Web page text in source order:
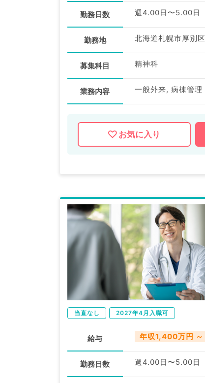
勤務日数 週4.00日〜5.00日
勤務地 北海道札幌市厚別区
募集科目 精神科
業務内容 一般外来, 病棟管理
お気に入り
当直なし 2027年4月入職可
給与 年収1,400万円 ～
勤務日数 週4.00日〜5.00日